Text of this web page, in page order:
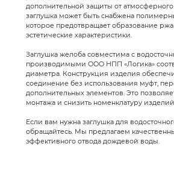
дополнительной защиты от
заглушка может быть снабжена
которое предотвращает образование
эстетические характеристики.
Заглушка желоба совместима с
производимыми ООО НПП «Логика»
диаметра. Конструкция изделия
соединение без использования муфт,
дополнительных элементов. Это
монтажа и снизить номенклатуру
Если вам нужна заглушка для
обращайтесь. Мы предлагаем
эффективного отвода дождевой воды.